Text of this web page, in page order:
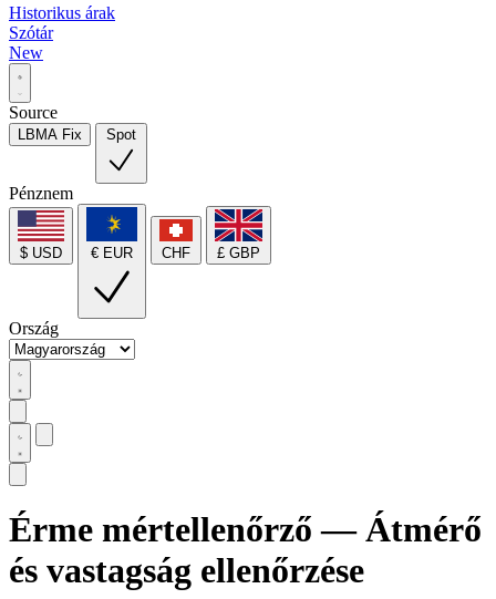
Historikus árak
Szótár
New
Source
LBMA Fix Spot
Pénznem
$ USD € EUR CHF £ GBP
Ország
Érme mértellenőrző — Átmérő
és vastagság ellenőrzése